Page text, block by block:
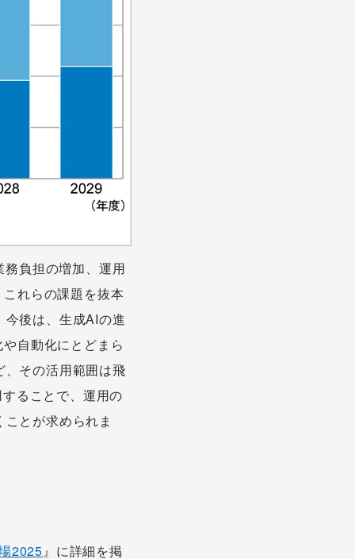
負担の増加、運用
れらの課題を抜本
後は、生成AIの進
自動化にとどまら
その活用範囲は飛
ることで、運用の
とが求められま
2025』に詳細を掲